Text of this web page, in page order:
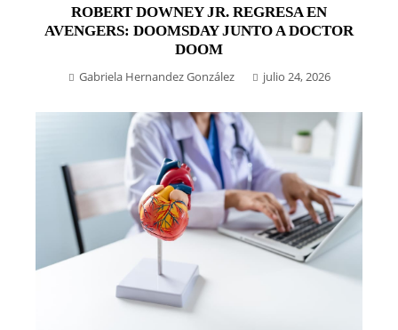
ROBERT DOWNEY JR. REGRESA EN
AVENGERS: DOOMSDAY JUNTO A DOCTOR
DOOM
Gabriela Hernandez González julio 24, 2026